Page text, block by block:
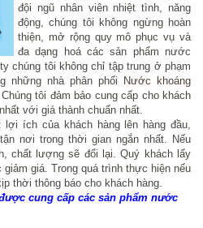
đội ngũ nhân viên nhiệt tình, năng
động, chúng tôi không ngừng hoàn
thiện, mở rộng quy mô phục vụ và
đa dạng hoá các sản phẩm nước
chúng tôi không chỉ tập trung ở phạm
những nhà phân phối
Nước khoáng
tôi đảm bảo cung cấp cho khách
với giá thành chuẩn nhất.
lợi ích của khách hàng lên hàng đầu,
nơi trong thời gian ngắn nhất. Nếu
chất lượng sẽ đổi lại. Quý khách lấy
giá. Trong quá trình thực hiện nếu
thời thông báo cho khách hàng.
cung cấp các sản phẩm nước